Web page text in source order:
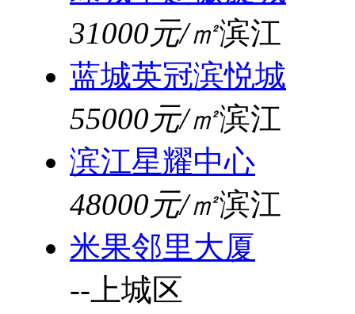
31000元/㎡滨江
蓝城英冠滨悦城
55000元/㎡滨江
滨江星耀中心
48000元/㎡滨江
米果邻里大厦
-- 上城区